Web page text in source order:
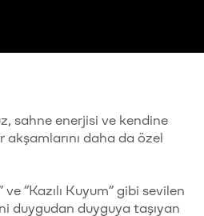
sahne enerjisi ve kendine
daha da özel
ve “Kazılı Kuyum” gibi sevilen
duygudan duyguya taşıyan